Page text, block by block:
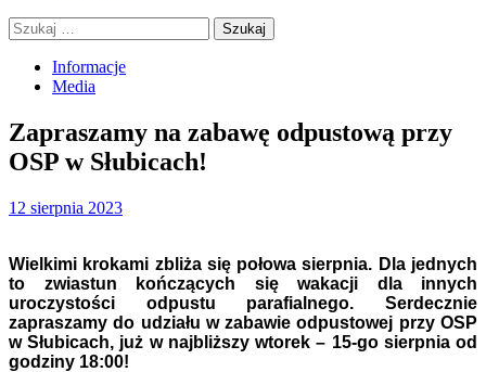
Szukaj:
Informacje
Media
Zapraszamy na zabawę odpustową przy
OSP w Słubicach!
12 sierpnia 2023
Wielkimi krokami zbliża się połowa sierpnia. Dla jednych
to zwiastun kończących się wakacji dla innych
uroczystości odpustu parafialnego. Serdecznie
zapraszamy do udziału w zabawie odpustowej przy OSP
w Słubicach, już w najbliższy wtorek – 15-go sierpnia od
godziny 18:00!